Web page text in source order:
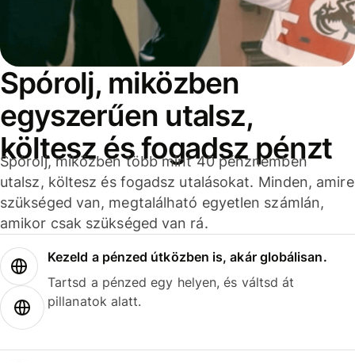
Spórolj, miközben
egyszerűen utalsz,
költesz és fogadsz pénzt
Spórolj, miközben több mint 40 pénznemben
utalsz, költesz és fogadsz utalásokat. Minden, amire
szükséged van, megtalálható egyetlen számlán,
amikor csak szükséged van rá.
Kezeld a pénzed útközben is, akár globálisan.
Tartsd a pénzed egy helyen, és váltsd át
pillanatok alatt.